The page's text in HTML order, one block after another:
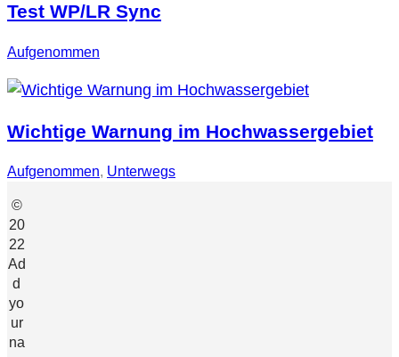
Test WP/LR Sync
Aufgenommen
Wichtige Warnung im Hochwassergebiet
Aufgenommen, Unterwegs
©
20
22
Ad
d
yo
ur
na